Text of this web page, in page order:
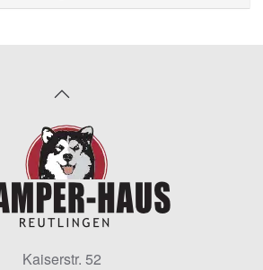
Kaiserstr. 52